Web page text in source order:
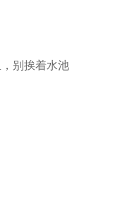
别挨着水池